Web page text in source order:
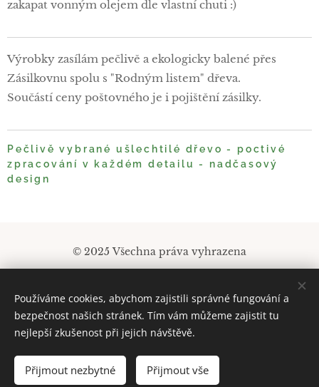
VYPRODÁNO
zakapat vonným olejem dle vlastní chuti :)
Výrobky zasílám pečlivě a ekologicky balené přes
Zásilkovnu spolu s "Rodným listem" dřeva.
Součástí ceny poštovného je i pojištění zásilky.
Pečlivě vybrané ušlechtilé dřevo - poctivé
zpracování v každém detailu - nadčasový
design
© 2025 Všechna práva vyhrazena
tel: 605 226 747 Cookies
Používáme cookies, abychom zajistili správné fungování a
bezpečnost našich stránek. Tím vám můžeme zajistit tu
nejlepší zkušenost při jejich návštěvě.
Přijmout nezbytné Přijmout vše